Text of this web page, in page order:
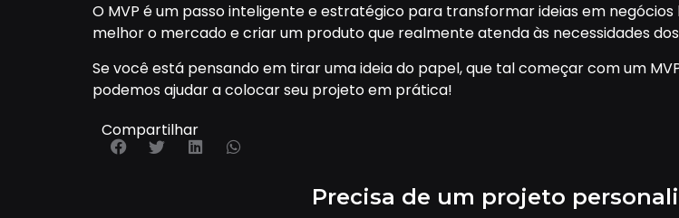
O MVP é um passo inteligente e estratégico para transformar ideias em
melhor o mercado e criar um produto que realmente atenda às necessidades
Se você está pensando em tirar uma ideia do papel, que tal começar com um
podemos ajudar a colocar seu projeto em prática!
Compartilhar
Precisa de um projeto